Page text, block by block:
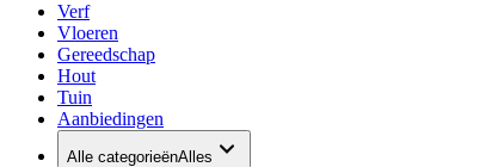
Verf
Vloeren
Gereedschap
Hout
Tuin
Aanbiedingen
Alle categorieënAlles